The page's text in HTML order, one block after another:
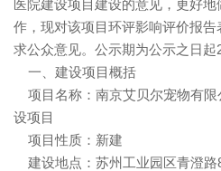
医院建设项目建设的意见，更好
作，现对该项目环评影响评价报
求公众意见。公示期为公示之日起
一、建设项目概括
项目名称：南京艾贝尔宠物有限
设项目
项目性质：新建
建设地点：苏州工业园区青澄路